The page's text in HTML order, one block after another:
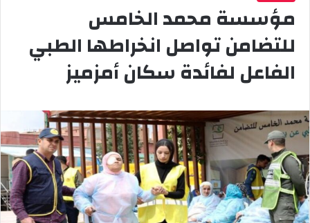
مؤسسة محمد الخامس
للتضامن تواصل انخراطها الطبي
الفاعل لفائدة سكان أمزميز